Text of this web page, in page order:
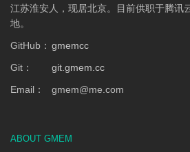
江苏淮安人，现居北京。目前供职于腾讯
地。
GitHub： gmemcc
Git：
git.gmem.cc
Email：
gmem@me.com
ABOUT GMEM